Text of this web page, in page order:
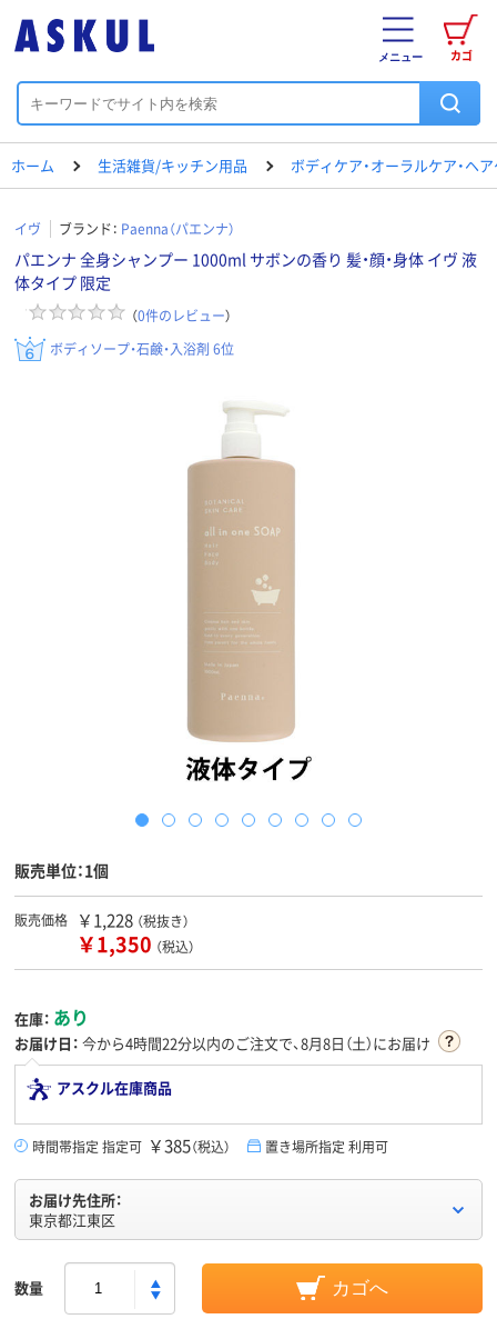
カゴ
メニュー
ホーム 生活雑貨/キッチン用品 ボディケア・オーラルケア・ヘ
イヴ ブランド： Paenna（パエンナ）
パエンナ 全身シャンプー 1000ml サボンの香り 髪・顔・身体 イヴ 液
体タイプ 限定
（0件のレビュー）
ボディソープ・石鹸・入浴剤 6位
販売単位：1個
販売価格 ￥1,228 （税抜き）
￥1,350 （税込）
在庫： あり
お届け日： 今から4時間22分以内のご注文で、8月8日（土）にお届け
アスクル在庫商品
時間帯指定 指定可 ￥385（税込） 置き場所指定 利用可
お届け先住所：
東京都江東区
数量 カゴへ